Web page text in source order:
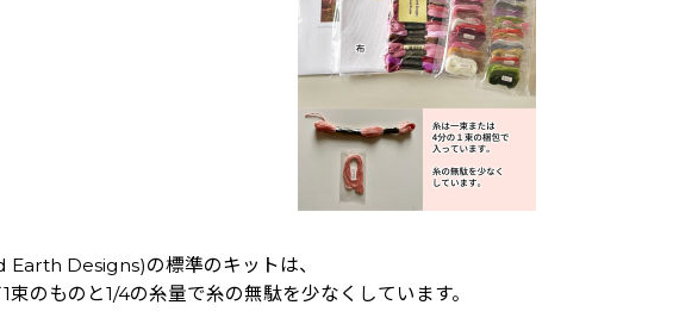
Designs)の標準のキットは、
束のものと1/4の糸量で糸の無駄を少なくしています。